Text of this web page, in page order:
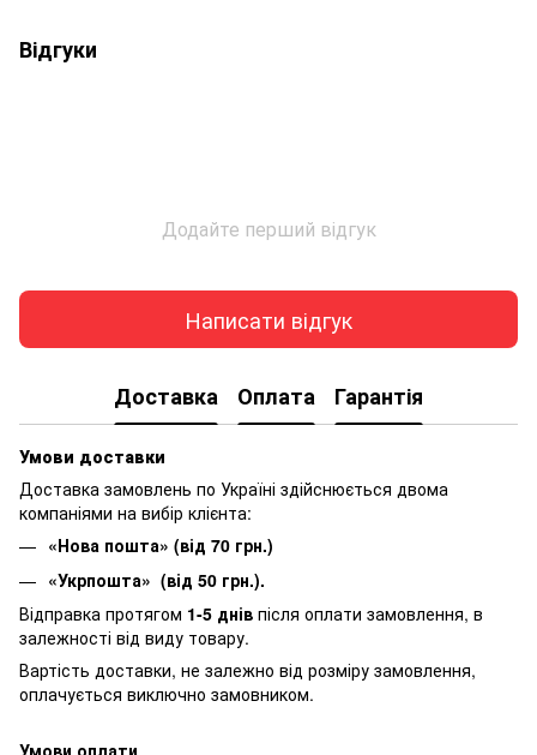
Відгуки
Додайте перший відгук
Написати відгук
Доставка Оплата Гарантія
Умови доставки
Доставка замовлень по Україні здійснюється двома
компаніями на вибір клієнта:
«Нова пошта» (від 70 грн.)
«Укрпошта» (від 50 грн.).
Відправка протягом 1-5 днів після оплати замовлення, в
залежності від виду товару.
Вартість доставки, не залежно від розміру замовлення,
оплачується виключно замовником.
Умови оплати